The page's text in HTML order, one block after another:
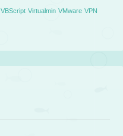
VBScript Virtualmin VMware VPN